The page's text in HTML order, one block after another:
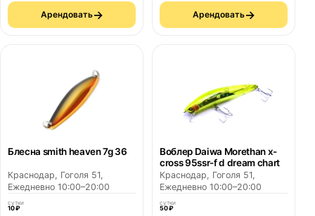
Арендовать→ Арендовать→
Блесна smith heaven 7g 36
Краснодар, Гоголя 51,
Ежедневно 10:00–20:00
сутки
10 ₽
Воблер Daiwa Morethan x-
cross 95ssr-f d dream chart
Краснодар, Гоголя 51,
Ежедневно 10:00–20:00
сутки
50 ₽